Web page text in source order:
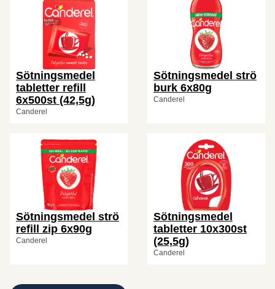
Sötningsmedel
tabletter refill
6x500st (42,5g)
Canderel
Sötningsmedel strö
burk 6x80g
Canderel
Sötningsmedel strö
refill zip 6x90g
Canderel
Sötningsmedel
tabletter 10x300st
(25,5g)
Canderel